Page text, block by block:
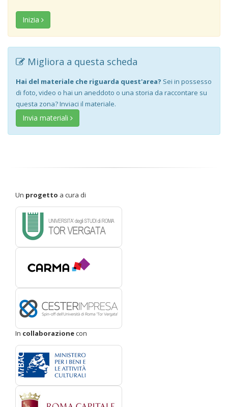
Inizia
Migliora a questa scheda
Hai del materiale che riguarda quest'area? Sei in possesso
di foto, video o hai un aneddoto o una storia da raccontare su
questa zona? Inviaci il materiale.
Invia materiali
Un progetto a cura di
In collaborazionecon